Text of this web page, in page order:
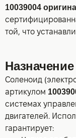
10039004
той, что
Соленоид
артикулом
системах
двигателей.
гарантирует: